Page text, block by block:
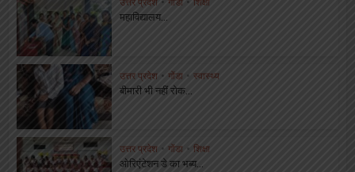
महाविद्यालय...
उत्तर प्रदेश • गोंडा • स्वास्थ्य
बीमारी भी नहीं रोक...
उत्तर प्रदेश • गोंडा • शिक्षा
ओरिएंटेशन डे का भब्य...